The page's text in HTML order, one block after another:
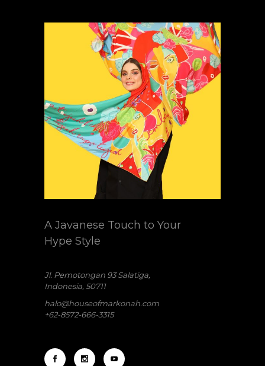
A Javanese Touch to Your
Hype Style
Jl. Pemotongan 93 Salatiga,
Indonesia, 50711
halo@houseofmarkonah.com
+62-8572-666-3315